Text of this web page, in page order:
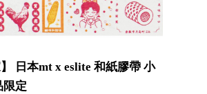
】 日本mt x eslite 和紙膠帶 小
限定